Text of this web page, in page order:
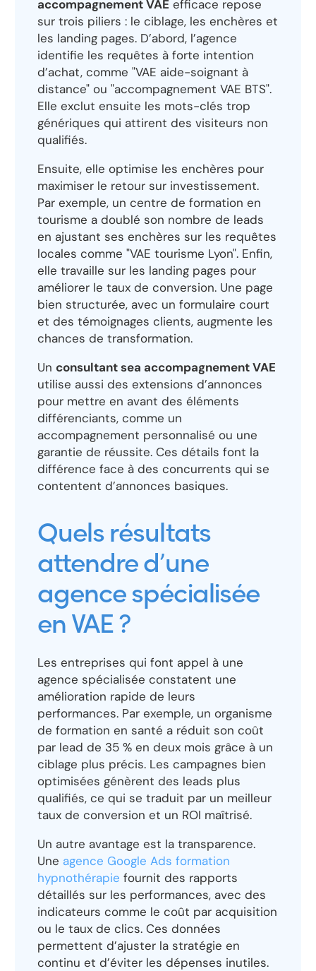
accompagnement VAE efficace repose
sur trois piliers : le ciblage, les enchères et
les landing pages. D’abord, l’agence
identifie les requêtes à forte intention
d’achat, comme "VAE aide-soignant à
distance" ou "accompagnement VAE BTS".
Elle exclut ensuite les mots-clés trop
génériques qui attirent des visiteurs non
qualifiés.
Ensuite, elle optimise les enchères pour
maximiser le retour sur investissement.
Par exemple, un centre de formation en
tourisme a doublé son nombre de leads
en ajustant ses enchères sur les requêtes
locales comme "VAE tourisme Lyon". Enfin,
elle travaille sur les landing pages pour
améliorer le taux de conversion. Une page
bien structurée, avec un formulaire court
et des témoignages clients, augmente les
chances de transformation.
Un consultant sea accompagnement VAE
utilise aussi des extensions d’annonces
pour mettre en avant des éléments
différenciants, comme un
accompagnement personnalisé ou une
garantie de réussite. Ces détails font la
différence face à des concurrents qui se
contentent d’annonces basiques.
Quels résultats
attendre d’une
agence spécialisée
en VAE ?
Les entreprises qui font appel à une
agence spécialisée constatent une
amélioration rapide de leurs
performances. Par exemple, un organisme
de formation en santé a réduit son coût
par lead de 35 % en deux mois grâce à un
ciblage plus précis. Les campagnes bien
optimisées génèrent des leads plus
qualifiés, ce qui se traduit par un meilleur
taux de conversion et un ROI maîtrisé.
Un autre avantage est la transparence.
Une agence Google Ads formation
hypnothérapie fournit des rapports
détaillés sur les performances, avec des
indicateurs comme le coût par acquisition
ou le taux de clics. Ces données
permettent d’ajuster la stratégie en
continu et d’éviter les dépenses inutiles.